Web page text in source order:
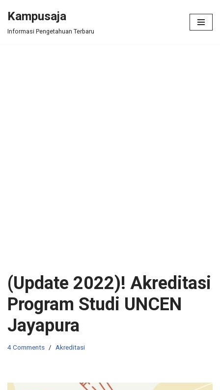
Skip
Kampusaja
Informasi Pengetahuan Terbaru
(Update 2022)! Akreditasi
Program Studi UNCEN
Jayapura
4 Comments Akreditasi